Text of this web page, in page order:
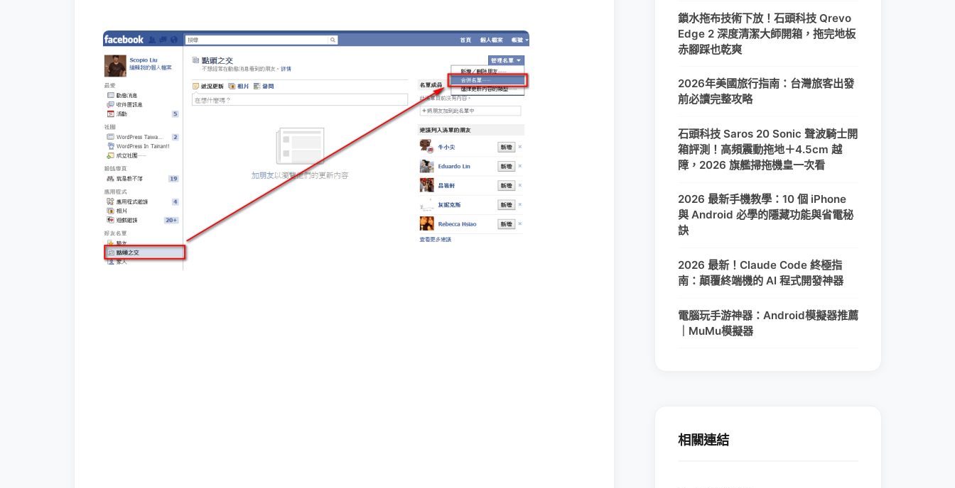
鎖水拖布技術下放！石頭科技 Qrevo
Edge 2 深度清潔大師開箱，拖完地板
赤腳踩也乾爽
2026年美國旅行指南：台灣旅客出發
前必讀完整攻略
石頭科技 Saros 20 Sonic 聲波騎士開
箱評測！高頻震動拖地＋4.5cm 越
障，2026 旗艦掃拖機皇一次看
2026 最新手機教學：10 個 iPhone
與 Android 必學的隱藏功能與省電秘
訣
2026 最新！Claude Code 終極指
南：顛覆終端機的 AI 程式開發神器
電腦玩手游神器：Android模擬器推薦
｜MuMu模擬器
相關連結